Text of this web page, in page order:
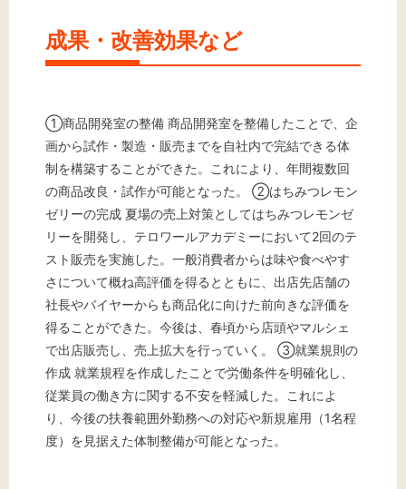
成果・改善効果など
①商品開発室の整備 商品開発室を整備したことで、企
画から試作・製造・販売までを自社内で完結できる体
制を構築することができた。これにより、年間複数回
の商品改良・試作が可能となった。 ②はちみつレモン
ゼリーの完成 夏場の売上対策としてはちみつレモンゼ
リーを開発し、テロワールアカデミーにおいて2回のテ
スト販売を実施した。一般消費者からは味や食べやす
さについて概ね高評価を得るとともに、出店先店舗の
社長やバイヤーからも商品化に向けた前向きな評価を
得ることができた。今後は、春頃から店頭やマルシェ
で出店販売し、売上拡大を行っていく。 ③就業規則の
作成 就業規程を作成したことで労働条件を明確化し、
従業員の働き方に関する不安を軽減した。これによ
り、今後の扶養範囲外勤務への対応や新規雇用（1名程
度）を見据えた体制整備が可能となった。